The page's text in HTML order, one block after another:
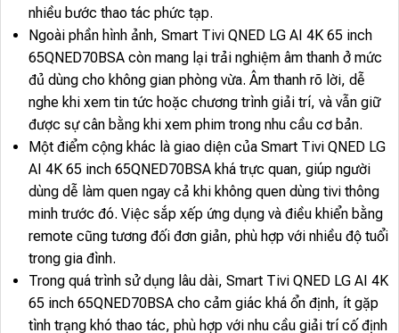
nhiều bước thao tác phức tạp.
Ngoài phần hình ảnh, Smart Tivi QNED LG AI 4K 65 inch
65QNED70BSA còn mang lại trải nghiệm âm thanh ở mức
đủ dùng cho không gian phòng vừa. Âm thanh rõ lời, dễ
nghe khi xem tin tức hoặc chương trình giải trí, và vẫn giữ
được sự cân bằng khi xem phim trong nhu cầu cơ bản.
Một điểm cộng khác là giao diện của Smart Tivi QNED LG
AI 4K 65 inch 65QNED70BSA khá trực quan, giúp người
dùng dễ làm quen ngay cả khi không quen dùng tivi thông
minh trước đó. Việc sắp xếp ứng dụng và điều khiển bằng
remote cũng tương đối đơn giản, phù hợp với nhiều độ tuổi
trong gia đình.
Trong quá trình sử dụng lâu dài, Smart Tivi QNED LG AI 4K
65 inch 65QNED70BSA cho cảm giác khá ổn định, ít gặp
tình trạng khó thao tác, phù hợp với nhu cầu giải trí cố định